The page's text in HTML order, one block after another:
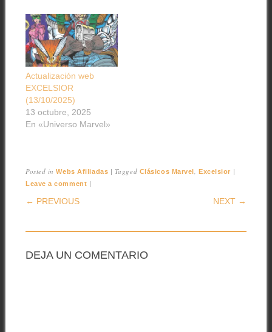
Actualización web
EXCELSIOR
(13/10/2025)
13 octubre, 2025
En «Universo Marvel»
Posted inWebs Afiliadas | Tagged Clásicos Marvel,Excelsior |
Leave a comment |
POST NAVIGATION
← PREVIOUS NEXT →
DEJA UN COMENTARIO